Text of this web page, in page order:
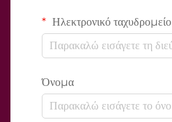
Ηλεκτρονικό ταχυδρομείο
Όνομα